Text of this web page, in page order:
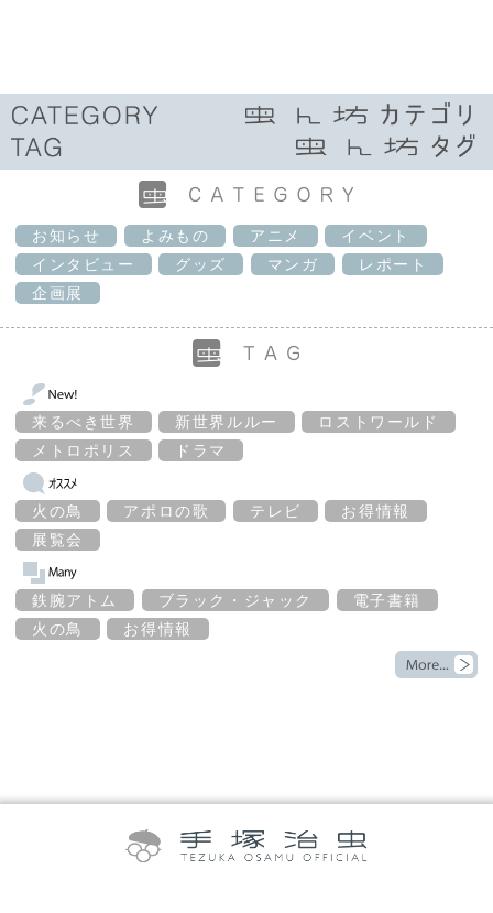
お知らせ よみもの アニメ
イベント
インタビュー
グッズ マンガ
レポート
企画展
来るべき世界 新世界ルルー
ロストワールド
メトロポリス
ドラマ
火の鳥 アポロの歌 テレビ
お得情報
展覧会
鉄腕アトム ブラック・ジャック
電子書籍
火の鳥
お得情報